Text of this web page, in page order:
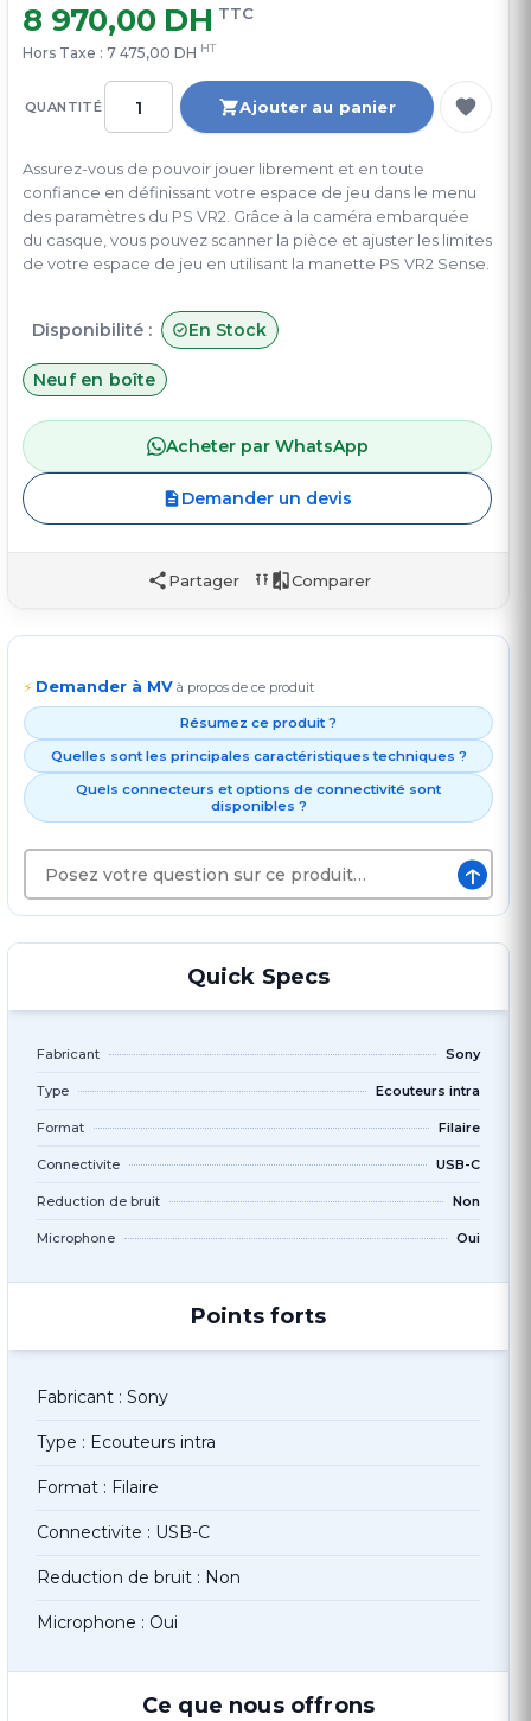
QUANTITÉ Ajouter au panier
8 970,00 DH TTC
Hors Taxe : 7 475,00 DH HT
Assurez-vous de pouvoir jouer librement et en toute
confiance en définissant votre espace de jeu dans le menu
des paramètres du PS VR2. Grâce à la caméra embarquée
du casque, vous pouvez scanner la pièce et ajuster les limites
de votre espace de jeu en utilisant la manette PS VR2 Sense.
Disponibilité : En Stock
Neuf en boîte
Acheter par WhatsApp
Demander un devis
Partager Comparer
⚡ Demander à MV à propos de ce produit
Résumez ce produit ?
Quelles sont les principales caractéristiques techniques ?
Quels connecteurs et options de connectivité sont
disponibles ?
↑
Quick Specs
Fabricant Sony
Type Ecouteurs intra
Format Filaire
Connectivite USB-C
Reduction de bruit Non
Microphone Oui
Points forts
Fabricant : Sony
Type : Ecouteurs intra
Format : Filaire
Connectivite : USB-C
Reduction de bruit : Non
Microphone : Oui
Ce que nous offrons